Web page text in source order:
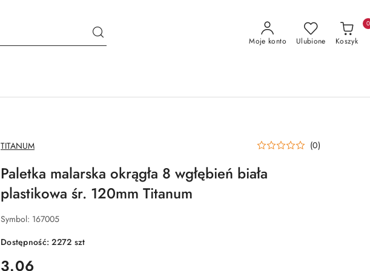
Moje konto Ulubione Koszyk
0
NAZWA
PRODUCENTA:
TITANUM (0)
Paletka malarska okrągła 8 wgłębień biała
plastikowa śr. 120mm Titanum
Symbol: 167005
Dostępność:2272 szt
cena:
3.06